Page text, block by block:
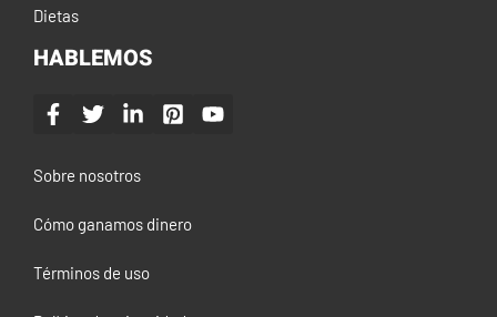
Dietas
HABLEMOS
Sobre nosotros
Cómo ganamos dinero
Términos de uso